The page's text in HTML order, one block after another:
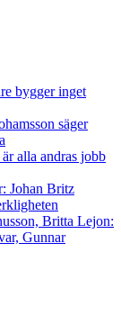
bygger inget
säger
alla andras jobb
Johan Britz
Britta Lejon:
Gunnar